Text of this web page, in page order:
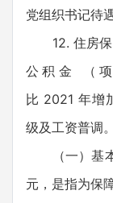
党组织书记待遇
12. 住房保
公积金 （
比 2021 年增
级及工资普调。
（一）基本
元，是指为保